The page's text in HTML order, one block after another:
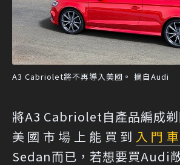
A3 Cabriolet將不再導入美國。 摘自Audi
將A3 Cabriolet自產品編成
美國市場上能買到 入門
Sedan而已，若想要買Audi